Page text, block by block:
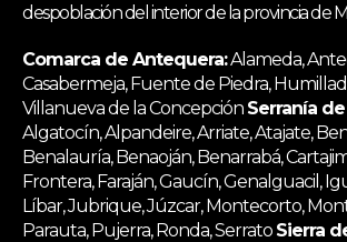
despoblación del interior de la provincia de
Comarca de Antequera:Alameda,
Casabermeja, Fuente de Piedra,
Villanueva de la Concepción Serranía
Algatocín, Alpandeire, Arriate, Atajate,
Benalauría, Benaoján, Benarrabá,
Frontera, Faraján, Gaucín, Genalguacil,
Líbar, Jubrique, Júzcar, Montecorto,
Parauta, Pujerra, Ronda, Serrato Sierra